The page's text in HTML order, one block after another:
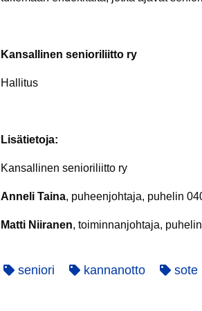
Kansallinen senioriliitto ry
Hallitus
Lisätietoja:
Kansallinen senioriliitto ry
Anneli Taina, puheenjohtaja, puhelin
Matti Niiranen, toiminnanjohtaja,
seniori kannanotto sote